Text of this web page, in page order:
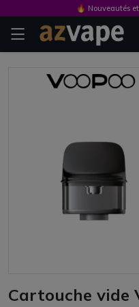
Cartouche vide
🔥 Nouveautés